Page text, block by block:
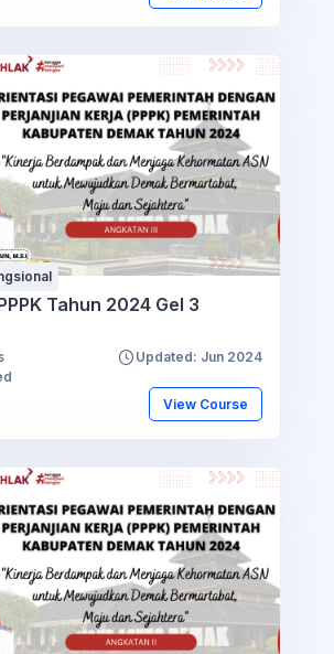
Tahun 2024 Gel 3
Updated: Jun 2024
View Course